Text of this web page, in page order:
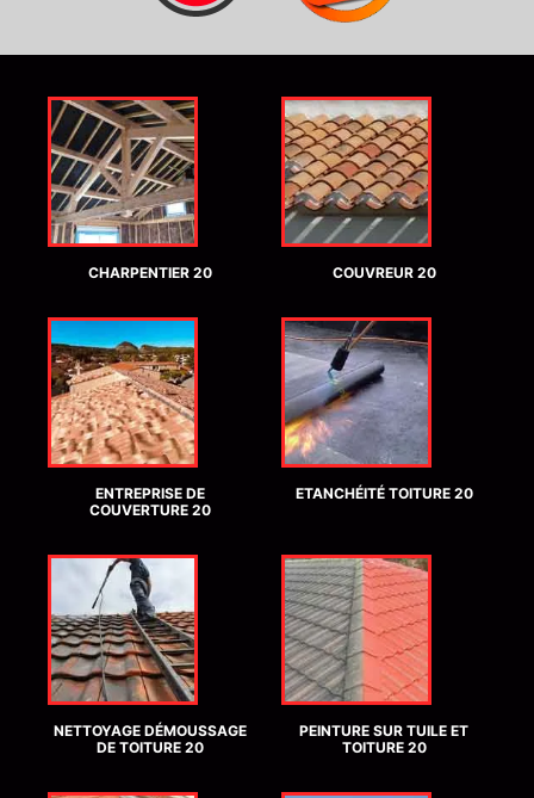
CHARPENTIER 20 COUVREUR 20
ENTREPRISE DE
COUVERTURE 20
ETANCHÉITÉ TOITURE 20
NETTOYAGE DÉMOUSSAGE
DE TOITURE 20
PEINTURE SUR TUILE ET
TOITURE 20